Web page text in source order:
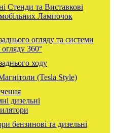
Стенди та Виставкові
Лампочок
огляду та системи
360°
ходу
(Tesla Style)
дизельні
бензинові та дизельні